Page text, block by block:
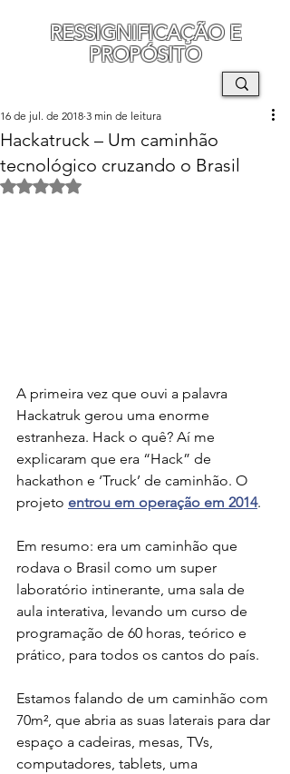
RESSIGNIFICAÇÃO E
PROPÓSITO
Hackatruck – Um caminhão
tecnológico cruzando o Brasil
16 de jul. de 2018 3 min de leitura
Avaliado com NaN de 5 estrelas.
A primeira vez que ouvi a palavra
Hackatruk gerou uma enorme
estranheza. Hack o quê? Aí me
explicaram que era “Hack” de
hackathon e ‘Truck’ de caminhão. O
projeto entrou em operação em 2014.
Em resumo: era um caminhão que
rodava o Brasil como um super
laboratório intinerante, uma sala de
aula interativa, levando um curso de
programação de 60 horas, teórico e
prático, para todos os cantos do país.
Estamos falando de um caminhão com
70m², que abria as suas laterais para dar
espaço a cadeiras, mesas, TVs,
computadores, tablets, uma